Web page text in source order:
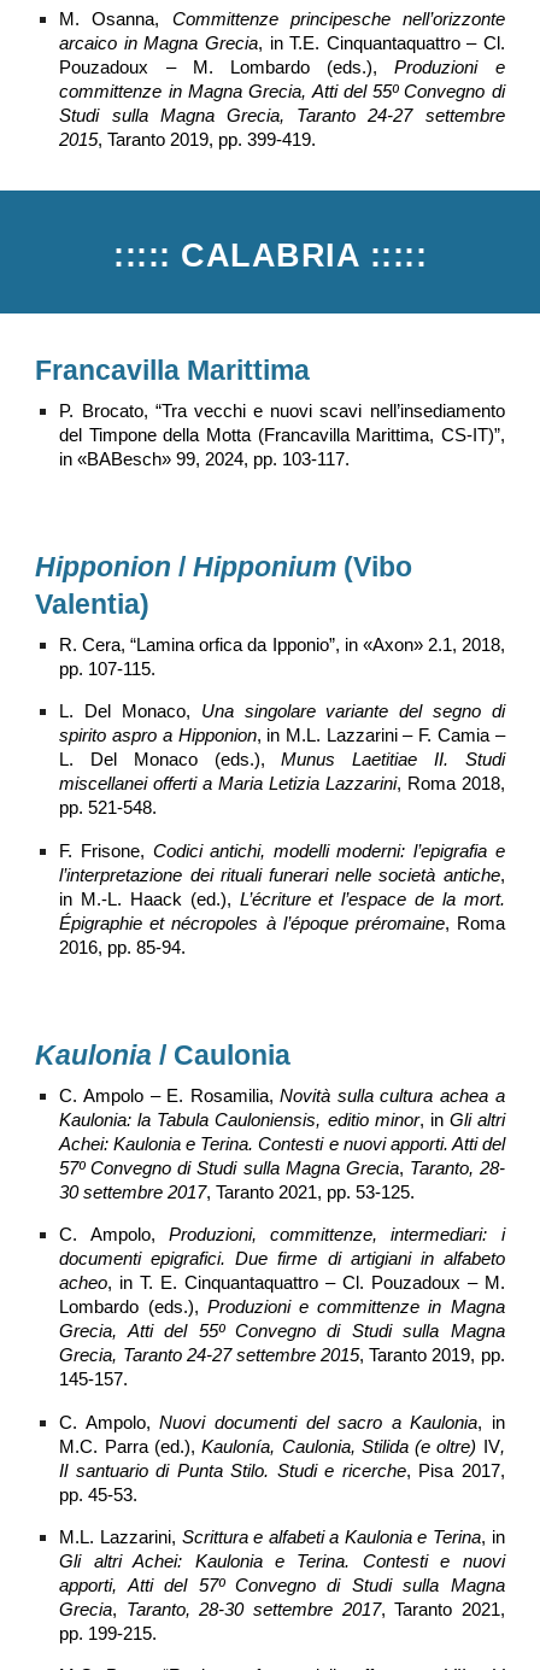
M. Osanna, Committenze principesche nell’orizzonte
arcaico in Magna Grecia, in T.E. Cinquantaquattro – Cl.
Pouzadoux – M. Lombardo (eds.),Produzioni e
committenze in Magna Grecia, Atti del 55º Convegno di
Studi sulla Magna Grecia, Taranto 24-27 settembre
2015, Taranto 2019, pp. 399-419.
::::: CALABRIA :::::
Francavilla Marittima
P. Brocato, “Tra vecchi e nuovi scavi nell’insediamento
del Timpone della Motta (Francavilla Marittima, CS-IT)”,
in «BABesch» 99, 2024, pp. 103-117.
Hipponion/Hipponium (Vibo
Valentia)
R. Cera, “Lamina orfica da Ipponio”, in «Axon» 2.1, 2018,
pp. 107-115.
L. Del Monaco, Una singolare variante del segno di
spirito aspro a Hipponion, in M.L. Lazzarini – F. Camia –
L. Del Monaco (eds.),Munus Laetitiae II. Studi
miscellanei offerti a Maria Letizia Lazzarini, Roma 2018,
pp. 521-548.
F. Frisone, Codici antichi, modelli moderni: l’epigrafia e
l’interpretazione dei rituali funerari nelle società antiche,
in M.-L. Haack (ed.), L’écriture et l’espace de la mort.
Épigraphie et nécropoles à l’époque préromaine, Roma
2016, pp. 85-94.
Kaulonia/ Caulonia
C. Ampolo – E. Rosamilia,Novità sulla cultura achea a
Kaulonia: la Tabula Cauloniensis, editio minor, in Gli altri
Achei: Kaulonia e Terina. Contesti e nuovi apporti. Atti del
57º Convegno di Studi sulla Magna Grecia, Taranto, 28-
30 settembre 2017, Taranto 2021, pp. 53-125.
C. Ampolo, Produzioni, committenze, intermediari: i
documenti epigrafici. Due firme di artigiani in alfabeto
acheo, in T. E. Cinquantaquattro – Cl. Pouzadoux – M.
Lombardo (eds.), Produzioni e committenze in Magna
Grecia, Atti del 55º Convegno di Studi sulla Magna
Grecia, Taranto 24-27 settembre 2015, Taranto 2019, pp.
145-157.
C. Ampolo,Nuovi documenti del sacro a Kaulonia, in
M.C. Parra (ed.),Kaulonía, Caulonia, Stilida (e oltre) IV,
Il santuario di Punta Stilo. Studi e ricerche, Pisa 2017,
pp. 45-53.
M.L. Lazzarini, Scrittura e alfabeti a Kaulonia e Terina, in
Gli altri Achei: Kaulonia e Terina. Contesti e nuovi
apporti, Atti del 57º Convegno di Studi sulla Magna
Grecia, Taranto, 28-30 settembre 2017, Taranto 2021,
pp. 199-215.